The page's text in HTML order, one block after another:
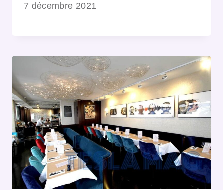
7 décembre 2021